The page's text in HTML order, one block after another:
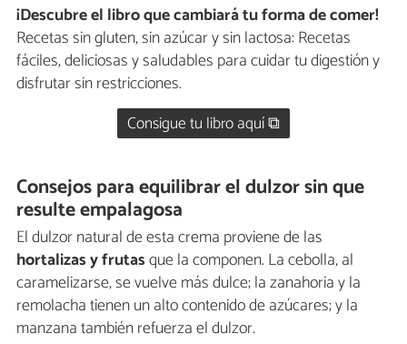
¡Descubre el libro que cambiará tu forma de comer!
Recetas sin gluten, sin azúcar y sin lactosa: Recetas
fáciles, deliciosas y saludables para cuidar tu digestión y
disfrutar sin restricciones.
Consigue tu libro aquí ⧉
Consejos para equilibrar el dulzor sin que
resulte empalagosa
El dulzor natural de esta crema proviene de las
hortalizas y frutasque la componen. La cebolla, al
caramelizarse, se vuelve más dulce; la zanahoria y la
remolacha tienen un alto contenido de azúcares; y la
manzana también refuerza el dulzor.